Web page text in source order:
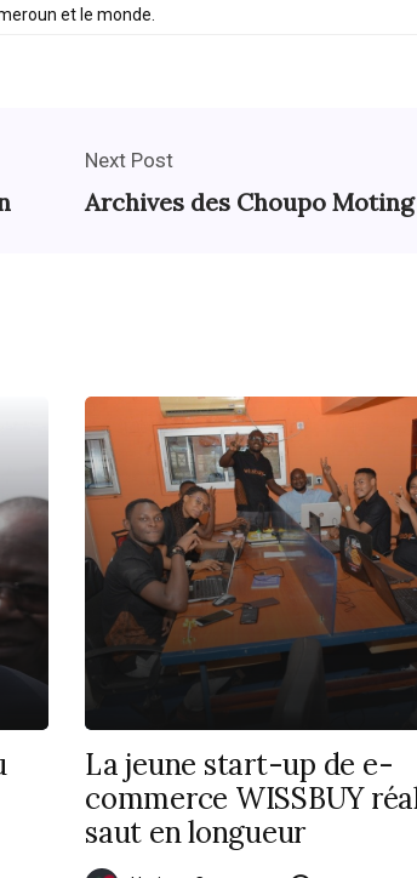
et le monde.
Next Post
Archives des Choupo Moting
La jeune start-up de e-
commerce WISSBUY
saut en longueur